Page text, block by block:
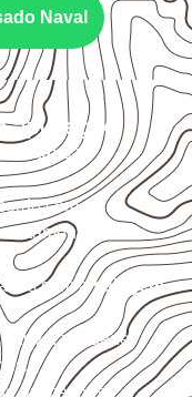
Naval
aplicação
são
com as
com aselagem
chuva, umidade
aplicações